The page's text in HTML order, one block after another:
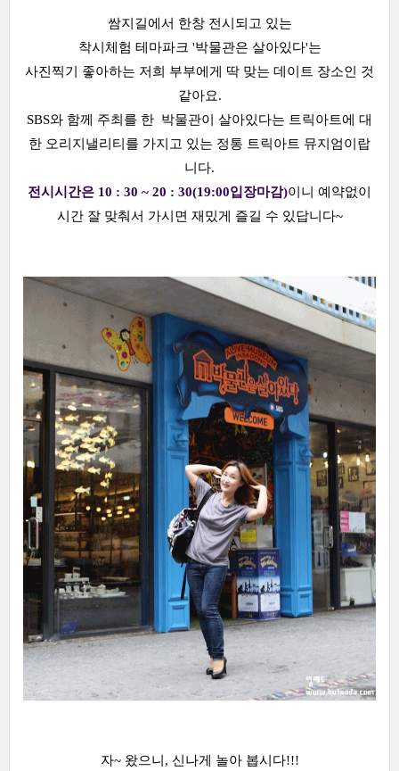
쌈지길에서 한창 전시되고 있는
착시체험 테마파크 '박물관은 살아있다'는
사진찍기 좋아하는 저희 부부에게 딱 맞는 데이트 장소인 것
같아요.
SBS와 함께 주최를 한 박물관이 살아있다는 트릭아트에 대
한 오리지낼리티를 가지고 있는 정통 트릭아트 뮤지엄이랍
니다.
전시시간은 10 : 30 ~ 20 : 30(19:00입장마감)이니 예약없이
시간 잘 맞춰서 가시면 재밌게 즐길 수 있답니다~
자~ 왔으니, 신나게 놀아 봅시다!!!